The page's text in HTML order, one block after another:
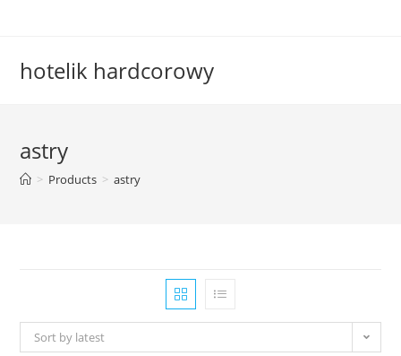
hotelik hardcorowy
astry
> Products > astry
Sort by latest